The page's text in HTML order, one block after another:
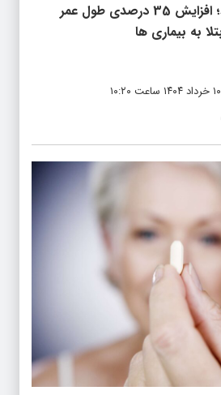
داروی ضدپیری جدید؛ افزایش 35 درصدی طول عمر
به بیماری‌ ها